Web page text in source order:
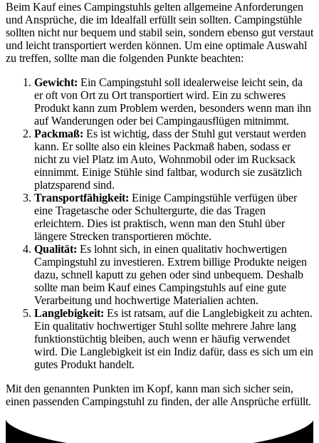
Beim Kauf eines Campingstuhls gelten allgemeine Anforderungen
und Ansprüche, die im Idealfall erfüllt sein sollten. Campingstühle
sollten nicht nur bequem und stabil sein, sondern ebenso gut verstaut
und leicht transportiert werden können. Um eine optimale Auswahl
zu treffen, sollte man die folgenden Punkte beachten:
Gewicht: Ein Campingstuhl soll idealerweise leicht sein, da
er oft von Ort zu Ort transportiert wird. Ein zu schweres
Produkt kann zum Problem werden, besonders wenn man ihn
auf Wanderungen oder bei Campingausflügen mitnimmt.
Packmaß: Es ist wichtig, dass der Stuhl gut verstaut werden
kann. Er sollte also ein kleines Packmaß haben, sodass er
nicht zu viel Platz im Auto, Wohnmobil oder im Rucksack
einnimmt. Einige Stühle sind faltbar, wodurch sie zusätzlich
platzsparend sind.
Transportfähigkeit: Einige Campingstühle verfügen über
eine Tragetasche oder Schultergurte, die das Tragen
erleichtern. Dies ist praktisch, wenn man den Stuhl über
längere Strecken transportieren möchte.
Qualität: Es lohnt sich, in einen qualitativ hochwertigen
Campingstuhl zu investieren. Extrem billige Produkte neigen
dazu, schnell kaputt zu gehen oder sind unbequem. Deshalb
sollte man beim Kauf eines Campingstuhls auf eine gute
Verarbeitung und hochwertige Materialien achten.
Langlebigkeit: Es ist ratsam, auf die Langlebigkeit zu achten.
Ein qualitativ hochwertiger Stuhl sollte mehrere Jahre lang
funktionstüchtig bleiben, auch wenn er häufig verwendet
wird. Die Langlebigkeit ist ein Indiz dafür, dass es sich um ein
gutes Produkt handelt.
Mit den genannten Punkten im Kopf, kann man sich sicher sein,
einen passenden Campingstuhl zu finden, der alle Ansprüche erfüllt.